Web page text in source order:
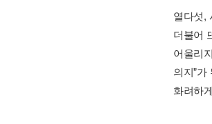
열다섯,
더불어
어울리
의지”
화려하